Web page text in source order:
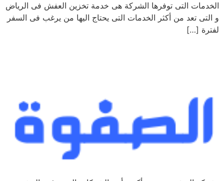
الخدمات التى توفرها الشركة هى خدمة تخزين العفش فى الرياض
و التى تعد من أكثر الخدمات التى يحتاج اليها من يرغب فى السفر
لفترة […]